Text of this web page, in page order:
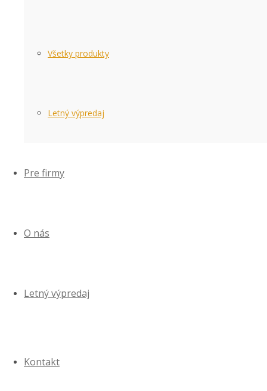
Všetky produkty
Letný výpredaj
Pre firmy
O nás
Letný výpredaj
Kontakt